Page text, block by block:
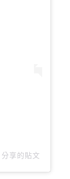
享的貼文